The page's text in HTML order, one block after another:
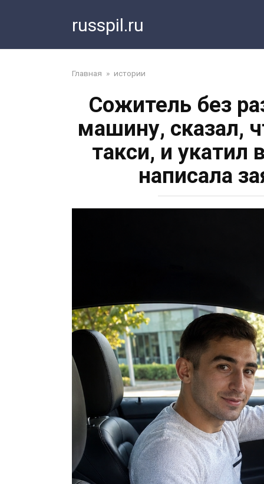
russpil.ru
Главная » истории
Сожитель без
машину, сказал,
такси, и укатил
написала